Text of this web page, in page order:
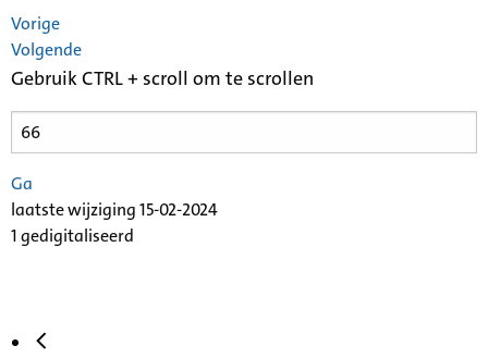
Vorige
Volgende
Gebruik CTRL + scroll om te scrollen
Ga
laatste wijziging 15-02-2024
1 gedigitaliseerd